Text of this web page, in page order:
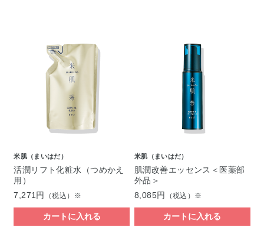
米肌（まいはだ）
活潤リフト化粧水（つめかえ
用）
7,271円
（税込）※
カートに入れる
米肌（まいはだ）
肌潤改善エッセンス＜医薬部
外品＞
8,085円
（税込）※
カートに入れる